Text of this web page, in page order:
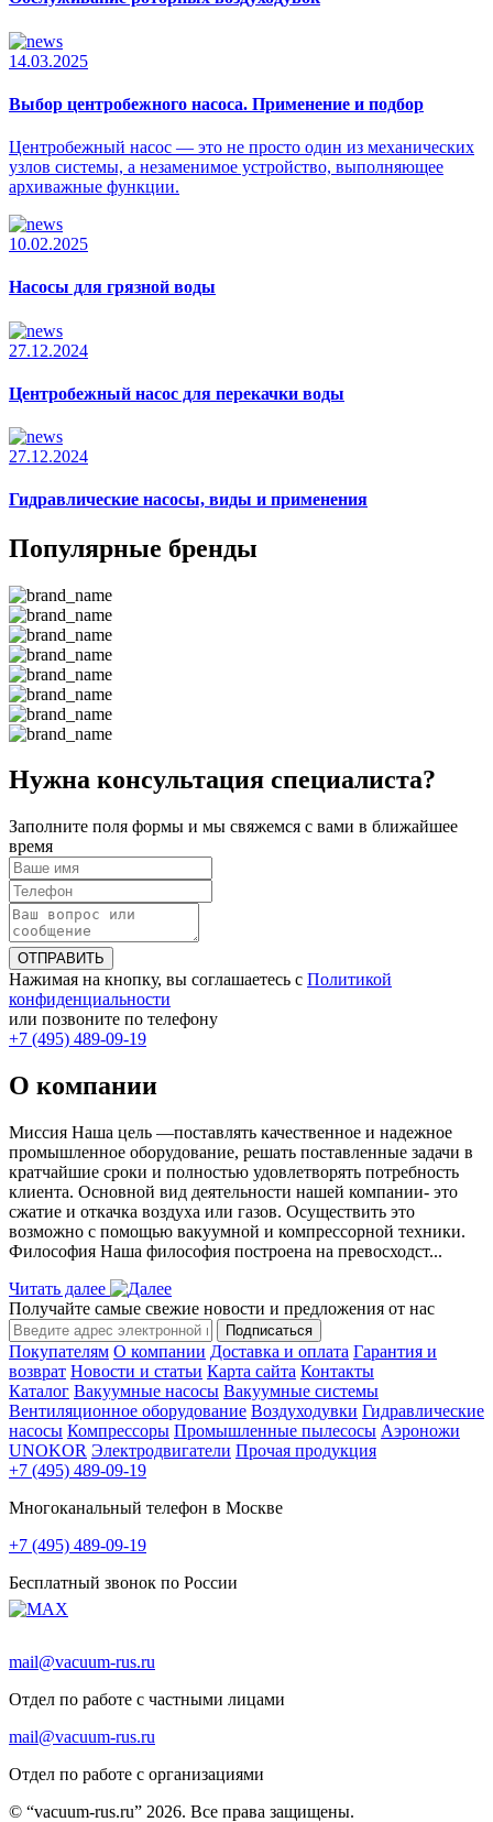
14.03.2025
Выбор центробежного насоса. Применение и подбор
Центробежный насос — это не просто один из механических
узлов системы, а незаменимое устройство, выполняющее
архиважные функции.
10.02.2025
Насосы для грязной воды
27.12.2024
Центробежный насос для перекачки воды
27.12.2024
Гидравлические насосы, виды и применения
Популярные бренды
Нужна консультация специалиста?
Заполните поля формы и мы свяжемся с вами в ближайшее
время
ОТПРАВИТЬ
Нажимая на кнопку, вы соглашаетесь с Политикой
конфиденциальности
или позвоните по телефону
+7 (495) 489-09-19
О компании
Миссия Наша цель ―поставлять качественное и надежное
промышленное оборудование, решать поставленные задачи в
кратчайшие сроки и полностью удовлетворять потребность
клиента. Основной вид деятельности нашей компании- это
сжатие и откачка воздуха или газов. Осуществить это
возможно с помощью вакуумной и компрессорной техники.
Философия Наша философия построена на превосходст...
Читать далее
Получайте самые свежие новости и предложения от нас
Подписаться
Покупателям О компании Доставка и оплата Гарантия и
возврат Новости и статьи Карта сайта Контакты
Каталог Вакуумные насосы Вакуумные системы
Вентиляционное оборудование Воздуходувки Гидравлические
насосы Компрессоры Промышленные пылесосы Аэроножи
UNOKOR Электродвигатели Прочая продукция
+7 (495) 489-09-19
Многоканальный телефон в Москве
+7 (495) 489-09-19
Бесплатный звонок по России
mail@vacuum-rus.ru
Отдел по работе с частными лицами
mail@vacuum-rus.ru
Отдел по работе с организациями
© “vacuum-rus.ru” 2026. Все права защищены.